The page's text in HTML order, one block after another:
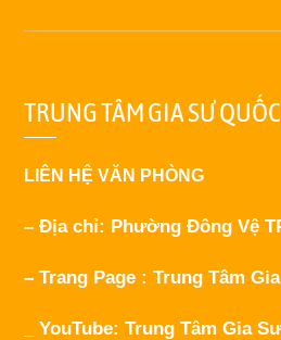
TRUNG TÂM GIA SƯ
LIÊN HỆ VĂN PHÒNG
– Địa chỉ: Phường Đông Vệ
– Trang Page : Trung Tâm
_ YouTube: Trung Tâm Gia